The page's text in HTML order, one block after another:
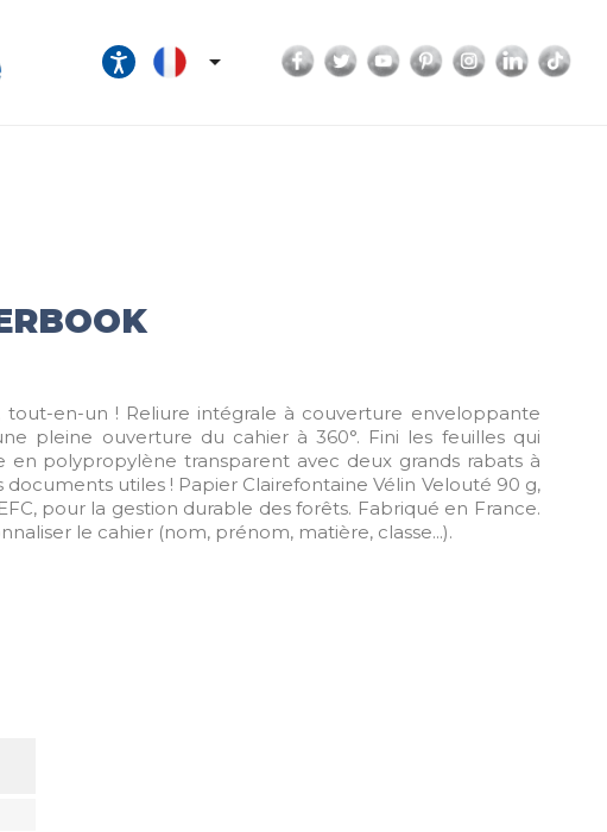
 Facebook
TwitterYouTubePinterestInstagram
en-un ! Reliure intégrale à couverture enveloppante
pleine ouverture du cahier à 360°. Fini les feuilles qui
polypropylène transparent avec deux grands rabats à
utiles ! Papier Clairefontaine Vélin Velouté 90 g,
pour la gestion durable des forêts. Fabriqué en France.
le cahier (nom, prénom, matière, classe...).